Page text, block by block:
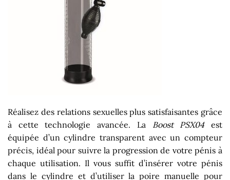
Réalisez des relations sexuelles plus satisfaisantes grâce
à cette technologie avancée. La Boost PSX04est
équipée d’un cylindre transparent avec un compteur
précis, idéal pour suivre la progression de votre pénis à
chaque utilisation. Il vous suffit d’insérer votre pénis
dans le cylindre et d’utiliser la poire manuelle pour